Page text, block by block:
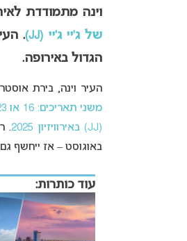
וינה מתמודדת
של ג’יי ג’יי (JJ)
.
הגדול באירופה.
העיר וינה, בירת
משני תאריכים: 16 או 23 במאי
(JJ)
באירוויזיון 2025
באוגוסט – אז ייחשף
עוד כותרות: